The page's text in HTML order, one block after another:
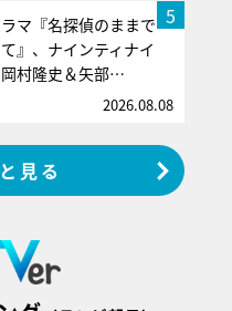
5
ラマ『名探偵のままで
』、ナインティナイ
岡村隆史＆矢部…
2026.08.08
見る